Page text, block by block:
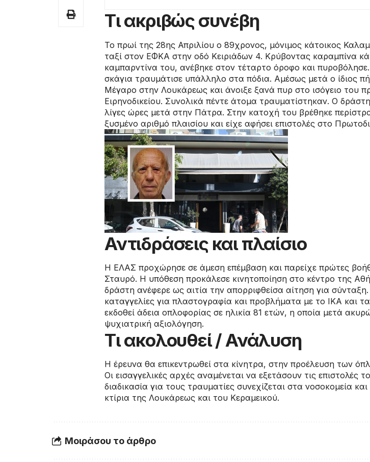
Τι ακριβώς συνέβη
Το πρωί της 28ης Απριλίου ο 89χρονος, μόνιμος κάτοικος
ταξί στον ΕΦΚΑ στην οδό Κειριάδων 4. Κρύβοντας καραμπίνα
καμπαρντίνα του, ανέβηκε στον τέταρτο όροφο και
σκάγια τραυμάτισε υπάλληλο στα πόδια. Αμέσως μετά ο ίδιος
Μέγαρο στην Λουκάρεως και άνοιξε ξανά πυρ στο ισόγειο του
Ειρηνοδικείου. Συνολικά πέντε άτομα τραυματίστηκαν. Ο
λίγες ώρες μετά στην Πάτρα. Στην κατοχή του βρέθηκε
ξυσμένο αριθμό πλαισίου και είχε αφήσει επιστολές στο
Αντιδράσεις και πλαίσιο
Η ΕΛΑΣ προχώρησε σε άμεση επέμβαση και παρείχε πρώτες
Σταυρό. Η υπόθεση προκάλεσε κινητοποίηση στο κέντρο της
δράστη ανέφερε ως αιτία την απορριφθείσα αίτηση για
καταγγελίες για πλαστογραφία και προβλήματα με το ΙΚΑ και
εκδοθεί άδεια οπλοφορίας σε ηλικία 81 ετών, η οποία μετά
ψυχιατρική αξιολόγηση.
Τι ακολουθεί / Ανάλυση
Η έρευνα θα επικεντρωθεί στα κίνητρα, στην προέλευση των
Οι εισαγγελικές αρχές αναμένεται να εξετάσουν τις επιστολές
διαδικασία για τους τραυματίες συνεχίζεται στα νοσοκομεία
κτίρια της Λουκάρεως και του Κεραμεικού.
Μοιράσου το άρθρο